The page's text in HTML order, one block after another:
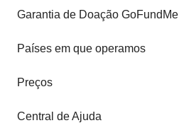
Garantia de Doação GoFundMe
Países em que operamos
Preços
Central de Ajuda